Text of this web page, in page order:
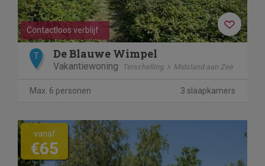
Contactloos verblijf
T De Blauwe Wimpel
Vakantiewoning Terschelling Midsland aan Zee
Max. 6 personen 3 slaapkamers
vanaf
€65